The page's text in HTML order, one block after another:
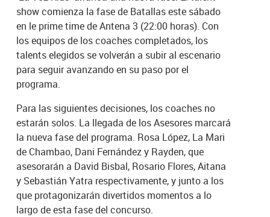
show comienza la fase de Batallas este sábado
en le prime time de Antena 3 (22:00 horas). Con
los equipos de los coaches completados, los
talents elegidos se volverán a subir al escenario
para seguir avanzando en su paso por el
programa.
Para las siguientes decisiones, los coaches no
estarán solos. La llegada de los Asesores marcará
la nueva fase del programa. Rosa López, La Mari
de Chambao, Dani Fernández y Rayden, que
asesorarán a David Bisbal, Rosario Flores, Aitana
y Sebastián Yatra respectivamente, y junto a los
que protagonizarán divertidos momentos a lo
largo de esta fase del concurso.